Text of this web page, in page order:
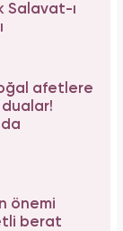
Salavat-ı
afetlere
dualar!
önemi
berat